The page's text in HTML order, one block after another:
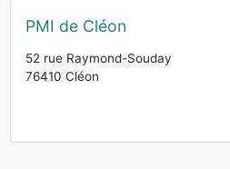
PMI de Cléon
52 rue Raymond-Souday
76410 Cléon